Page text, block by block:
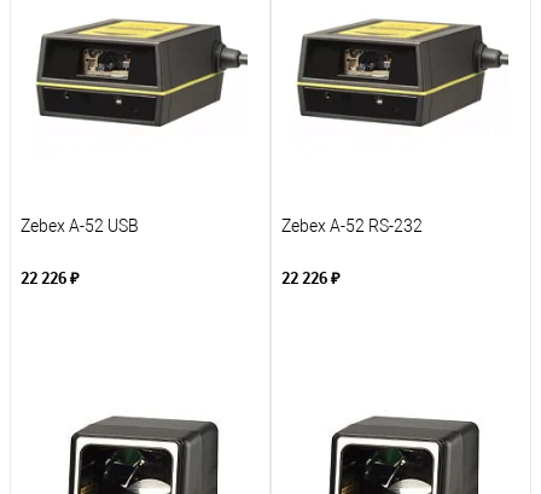
Под заказ
Под заказ
Zebex A-52 USB
22 226 ₽
К сравнению
В избранное
Под заказ
Zebex A-52 RS-232
22 226 ₽
К сравнению
В избранное
Под заказ